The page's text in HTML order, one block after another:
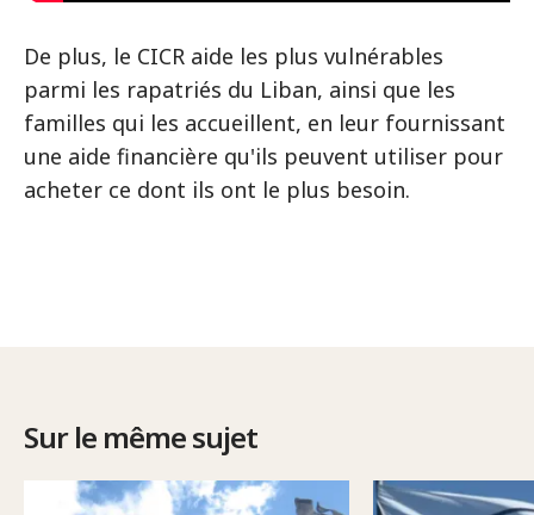
De plus, le CICR aide les plus vulnérables
parmi les rapatriés du Liban, ainsi que les
familles qui les accueillent, en leur fournissant
une aide financière qu'ils peuvent utiliser pour
acheter ce dont ils ont le plus besoin.
Sur le même sujet